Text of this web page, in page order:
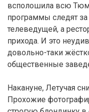
всполошила всю
программы следят
телеведущей, а
прихода. И это
довольно-таки
общественные
Накануне, Летучая
Прохожие